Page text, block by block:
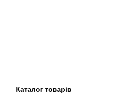
Каталог товарів